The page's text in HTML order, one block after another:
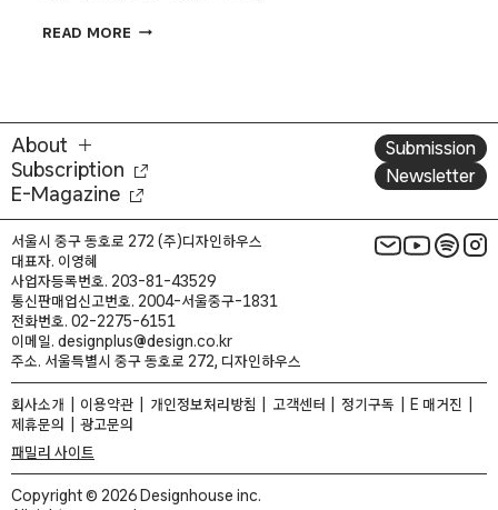
READ MORE 디자인으로
100
전
About
Subscription
E-Magazine
Submission
Newsletter
서울시 중구 동호로 272 (주)디자인하우스
대표자. 이영혜
사업자등록번호. 203-81-43529
통신판매업신고번호. 2004-서울중구-1831
전화번호. 02-2275-6151
이메일. designplus@design.co.kr
주소. 서울특별시 중구 동호로 272, 디자인하우스
회사소개 이용약관 개인정보처리방침 고객센터 정기구독
E 매거진
제휴문의
광고문의
패밀리 사이트
Copyright © 2026 Designhouse inc.